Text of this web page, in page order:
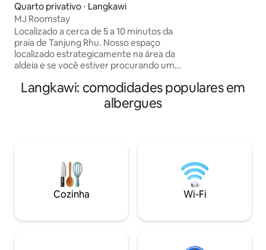
Quarto privativo ⋅ Langkawi
MJ Roomstay
Localizado a cerca de 5 a 10 minutos da
praia de Tanjung Rhu. Nosso espaço
localizado estrategicamente na área da
aldeia e se você estiver procurando um
com preço barato + lugar que não está
muito lotado, MJ Roomstay será sua
melhor escolha! Temos lavanderia self-
localizado em frente à nossa
propriedade. Localizado a cerca de 100
m dos donuts mais macios que se
tornaram virais!
para um sono
Langkawi: comodidades populares em
albergues
Cozinha Wi-Fi